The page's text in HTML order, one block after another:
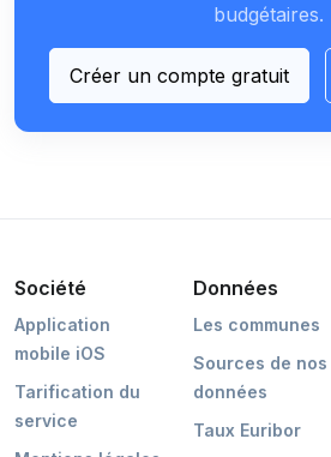
budgétaires.
Créer un compte gratuit
Société
Application
mobile iOS
Tarification du
service
Données
Les communes
Sources de nos
données
Taux Euribor